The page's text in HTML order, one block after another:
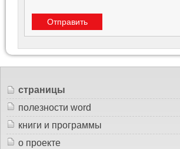
страницы
полезности word
книги и программы
о проекте